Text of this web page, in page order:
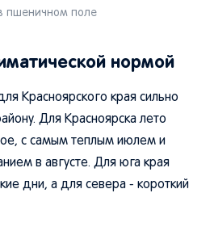
пшеничном поле
нормой
Красноярского края сильно
Для Красноярска лето
с самым теплым июлем и
в августе. Для юга края
дни, а для севера - короткий